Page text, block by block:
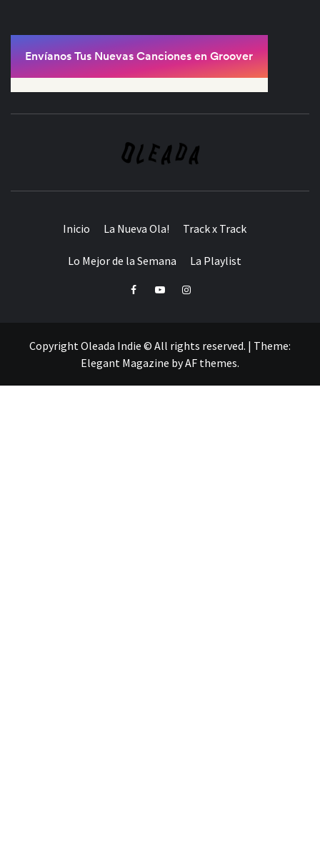
Inicio La Nueva Ola! Track x Track
Lo Mejor de la Semana La Playlist
FacebookYoutubeInstagram
Copyright Oleada Indie © All rights reserved. | Theme:
Elegant Magazine byAF themes.